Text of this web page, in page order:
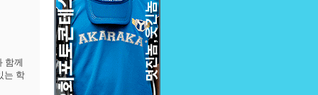
함께
는 학